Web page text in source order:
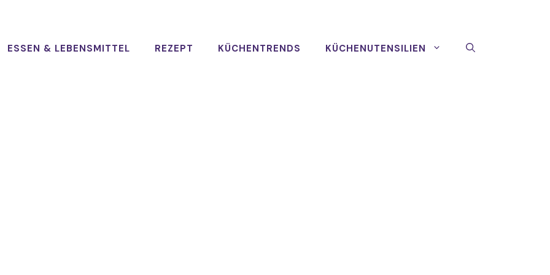
ESSEN & LEBENSMITTEL REZEPT KÜCHENTRENDS KÜCHENUTENSILIEN